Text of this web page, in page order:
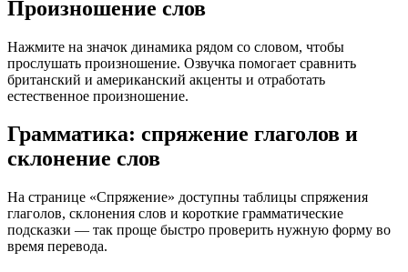
Произношение слов
Нажмите на значок динамика рядом со словом, чтобы
прослушать произношение. Озвучка помогает сравнить
британский и американский акценты и отработать
естественное произношение.
Грамматика: спряжение глаголов и
склонение слов
На странице «Спряжение» доступны таблицы спряжения
глаголов, склонения слов и короткие грамматические
подсказки — так проще быстро проверить нужную форму во
время перевода.